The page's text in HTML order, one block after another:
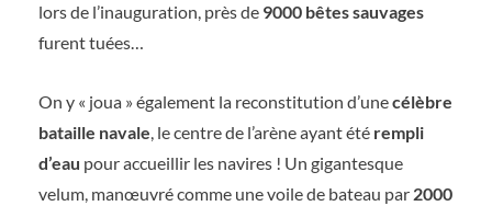
lors de l’inauguration, près de 9000 bêtes sauvages
furent tuées…
On y « joua » également la reconstitution d’unecélèbre
bataille navale, le centre de l’arène ayant été rempli
d’eau pour accueillir les navires ! Un gigantesque
velum, manœuvré comme une voile de bateau par 2000